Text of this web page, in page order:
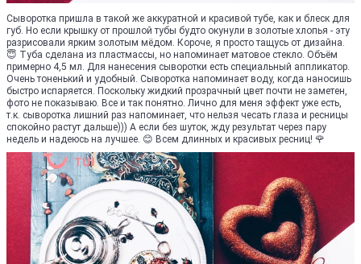
Сыворотка пришла в такой же аккуратной и красивой тубе, как и блеск для
губ. Но если крышку от прошлой тубы будто окунули в золотые хлопья - эту
разрисовали ярким золотым мёдом. Короче, я просто тащусь от дизайна.
😇 Туба сделана из пластмассы, но напоминает матовое стекло. Объём
примерно 4,5 мл. Для нанесения сыворотки есть специальный аппликатор.
Очень тоненький и удобный. Сыворотка напоминает воду, когда наносишь
быстро испаряется. Поскольку жидкий прозрачный цвет почти не заметен,
фото не показываю. Все и так понятно. Лично для меня эффект уже есть,
т.к. сыворотка лишний раз напоминает, что нельзя чесать глаза и ресницы
спокойно растут дальше))) А если без шуток, жду результат через пару
недель и надеюсь на лучшее. 😊 Всем длинных и красивых ресниц! 🌹